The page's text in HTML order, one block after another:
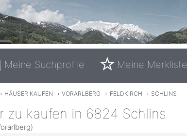
Meine Suchprofile Meine Merkliste
› HÄUSER KAUFEN › VORARLBERG › FELDKIRCH › SCHLINS
zu kaufen in 6824 Schlins